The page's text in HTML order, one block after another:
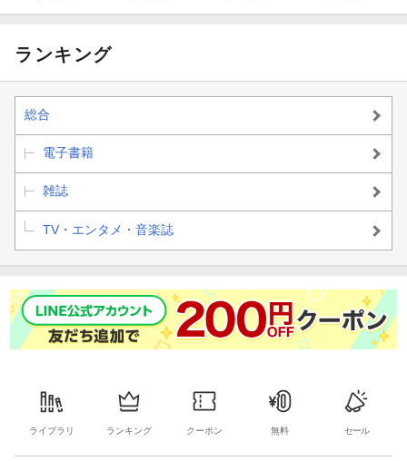
ランキング
総合
電子書籍
雑誌
TV・エンタメ・音楽誌
ライブラリ ランキング クーポン 無料 セール